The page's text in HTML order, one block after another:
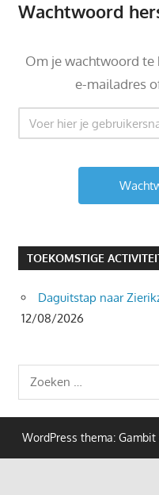
Wachtwoord
Om je wachtwoord te
e-mailadres
TOEKOMSTIGE
Daguitstap naar
12/08/2026
Zoeken
WordPress thema: Gambit